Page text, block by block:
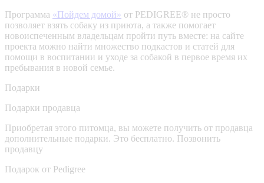
Программа «Пойдем домой» от PEDIGREE® не просто
позволяет взять собаку из приюта, а также помогает
новоиспеченным владельцам пройти путь вместе: на сайте
проекта можно найти множество подкастов и статей для
помощи в воспитании и уходе за собакой в первое время их
пребывания в новой семье.
Подарки
Подарки продавца
Приобретая этого питомца, вы можете получить от продавца
дополнительные подарки. Это бесплатно. Позвонить
продавцу
Подарок от Pedigree